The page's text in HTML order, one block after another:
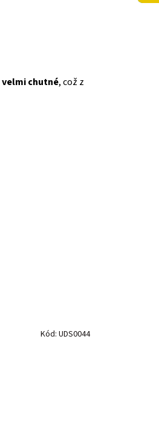
velmi chutné, což z
Kód: UDS0044